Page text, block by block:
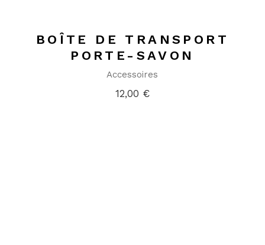
BOÎTE DE TRANSPORT
PORTE-SAVON
Accessoires
12,00 €